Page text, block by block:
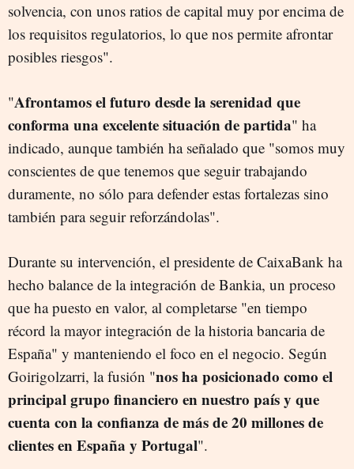
solvencia, con unos ratios de capital muy por encima de
los requisitos regulatorios, lo que nos permite afrontar
posibles riesgos".
"Afrontamos el futuro desde la serenidad que
conforma una excelente situación de partida" ha
indicado, aunque también ha señalado que "somos muy
conscientes de que tenemos que seguir trabajando
duramente, no sólo para defender estas fortalezas sino
también para seguir reforzándolas".
Durante su intervención, el presidente de CaixaBank ha
hecho balance de la integración de Bankia, un proceso
que ha puesto en valor, al completarse "en tiempo
récord la mayor integración de la historia bancaria de
España" y manteniendo el foco en el negocio. Según
Goirigolzarri, la fusión "nos ha posicionado como el
principal grupo financiero en nuestro país y que
cuenta con la confianza de más de 20 millones de
clientes en España y Portugal".